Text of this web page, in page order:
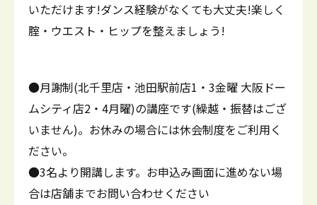
いただけます!ダンス経験がなくても大丈夫!楽しく
腟・ウエスト・ヒップを整えましょう!
●月謝制(北千里店・池田駅前店1・3金曜 大阪ドー
ムシティ店2・4月曜)の講座です(繰越・振替はござ
いません)。お休みの場合には休会制度をご利用く
ださい。
●3名より開講します。お申込み画面に進めない場
合は店舗までお問い合わせください